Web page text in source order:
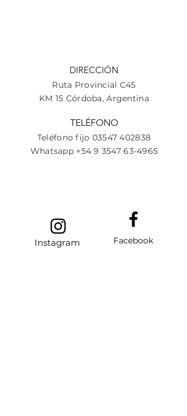
DIRECCIÓN
Ruta Provincial C45
KM 15 Córdoba, Argentina
TELÉFONO
Teléfono fijo 03547 402838
Whatsapp +54 9 3547 63-4965
Instagram Facebook